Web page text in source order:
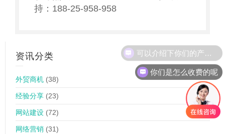
持：188-25-958-958
资讯分类
外贸商机 (38)
经验分享 (23)
网站建设 (72)
网络营销 (31)
可以介绍下你们的产品么
你们是怎么收费的呢